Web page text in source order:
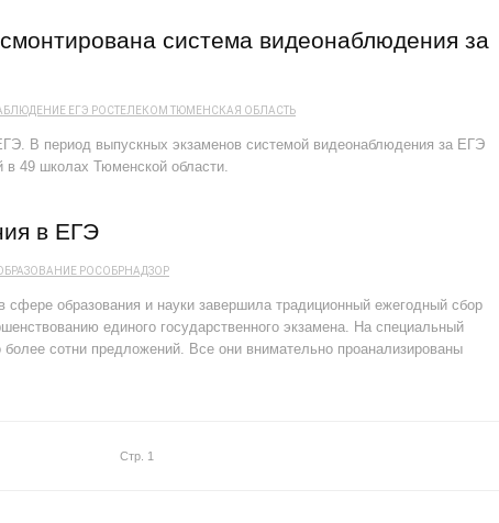
система видеонаблюдения за
ЕГЭ РОСТЕЛЕКОМ ТЮМЕНСКАЯ ОБЛАСТЬ
В период выпускных экзаменов системой видеонаблюдения за ЕГЭ
в 49 школах Тюменской области.
в ЕГЭ
РОСОБРНАДЗОР
образования и науки завершила традиционный ежегодный сбор
единого государственного экзамена. На специальный
сотни предложений. Все они внимательно проанализированы
Стр. 1